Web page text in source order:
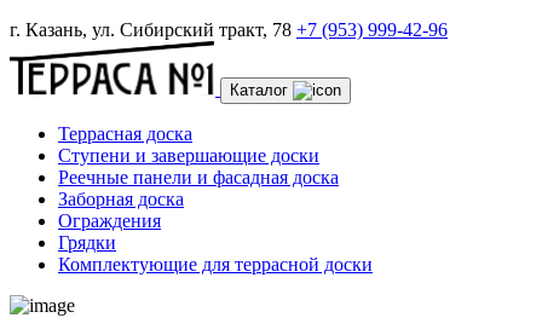
г. Казань, ул. Сибирский тракт, 78 +7 (953) 999-42-96
Каталог
Террасная доска
Ступени и завершающие доски
Реечные панели и фасадная доска
Заборная доска
Ограждения
Грядки
Комплектующие для террасной доски